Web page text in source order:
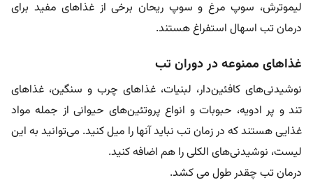
لیموترش، سوپ مرغ و سوپ ریحان برخی از غذاهای مفید برای
درمان تب اسهال استفراغ هستند.
غذاهای ممنوعه در دوران تب
نوشیدنی‌های کافئین‌دار، لبنیات، غذاهای چرب و سنگین، غذاهای
تند و پر ادویه، حبوبات و انواع پروتئین‌های حیوانی از جمله مواد
غذایی هستند که در زمان تب نباید آنها را میل کنید. می‌توانید به این
لیست، نوشیدنی‌های الکلی را هم اضافه کنید.
درمان تب چقدر طول می کشد.